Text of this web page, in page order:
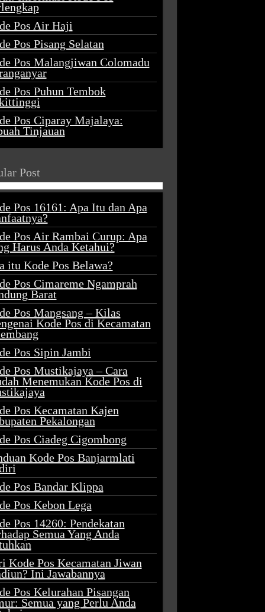
Pos Air Haji
Pos Pisang Selatan
Pos Malangjiwan Colomadu
Pos Puhun Tembok
Pos Ciparay Majalaya:
Tinjauan
Post
Pos 16161: Apa Itu dan Apa
Pos Air Rambai Curup: Apa
Harus Anda Ketahui?
itu Kode Pos Belawa?
Pos Cimareme Ngamprah
Barat
Pos Mangsang – Kilas
Kode Pos di Kecamatan
Pos Sipin Jambi
Pos Mustikajaya – Cara
Menemukan Kode Pos di
Pos Kecamatan Kajen
Pekalongan
Pos Ciadeg Cigombong
Kode Pos Banjarmlati
Pos Bandar Klippa
Pos Kebon Lega
Pos 14260: Pendekatan
Semua Yang Anda
Kode Pos Kecamatan Jiwan
Ini Jawabannya
Pos Kelurahan Pisangan
Semua yang Perlu Anda